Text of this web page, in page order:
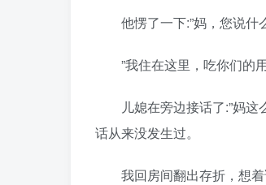
他愣了一下:”妈，您说什
”我住在这里，吃你们的用
儿媳在旁边接话了:”妈这
话从来没发生过。
我回房间翻出存折，想着